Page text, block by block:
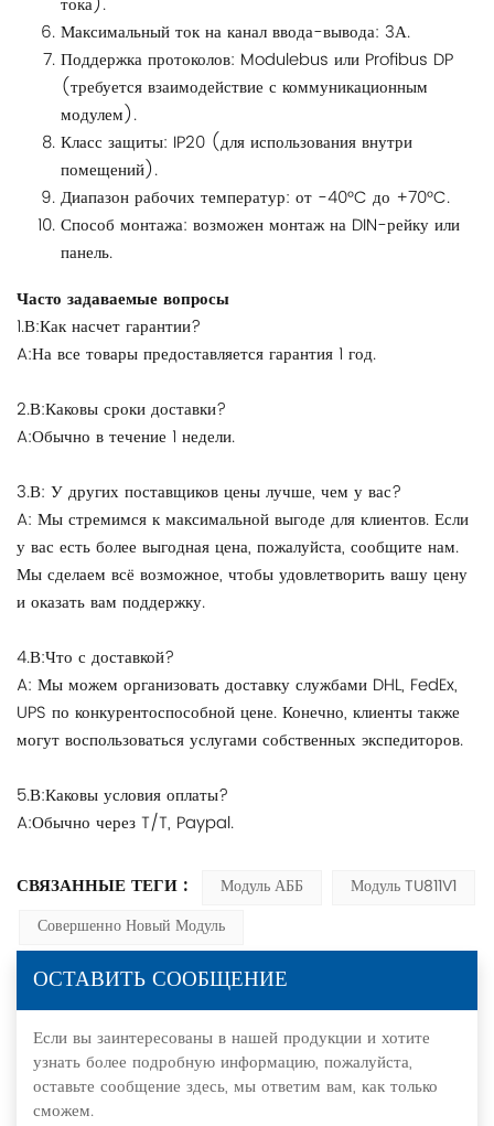
Максимальный ток на канал ввода-вывода: 3А.
Поддержка протоколов: Modulebus или Profibus DP
(требуется взаимодействие с коммуникационным
модулем).
Класс защиты: IP20 (для использования внутри
помещений).
Диапазон рабочих температур: от -40°C до +70°C.
Способ монтажа: возможен монтаж на DIN-рейку или
панель.
Часто задаваемые вопросы
1.В:Как насчет гарантии?
A:На все товары предоставляется гарантия 1 год.
2.В:Каковы сроки доставки?
A:Обычно в течение 1 недели.
3.В: У других поставщиков цены лучше, чем у вас?
A: Мы стремимся к максимальной выгоде для клиентов. Если
у вас есть более выгодная цена, пожалуйста, сообщите нам.
Мы сделаем всё возможное, чтобы удовлетворить вашу цену
и оказать вам поддержку.
4.В:Что с доставкой?
A: Мы можем организовать доставку службами DHL, FedEx,
UPS по конкурентоспособной цене. Конечно, клиенты также
могут воспользоваться услугами собственных экспедиторов.
5.В:Каковы условия оплаты?
A:Обычно через T/T, Paypal.
СВЯЗАННЫЕ ТЕГИ : Модуль АББ
Модуль TU811V1
Совершенно Новый Модуль
ОСТАВИТЬ СООБЩЕНИЕ
Если вы заинтересованы в нашей продукции и хотите
узнать более подробную информацию, пожалуйста,
оставьте сообщение здесь, мы ответим вам, как только
сможем.